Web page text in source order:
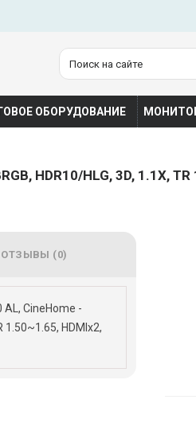
ОБОРУДОВАНИЕ
HDR10/HLG, 3D, 1.1X,
ОТЗЫВЫ (0)
AL, CineHome -
1.50~1.65, HDMIx2,